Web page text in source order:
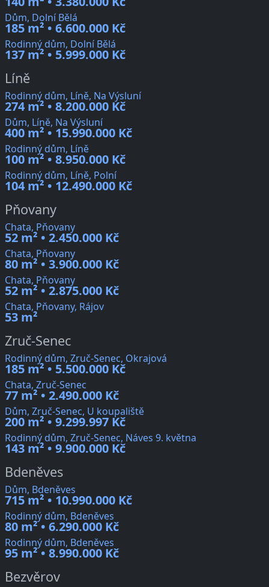
Dům, Dolní Bělá
185 m² • 6.600.000 Kč
Rodinný dům, Dolní Bělá
137 m² • 5.999.000 Kč
Líně
Rodinný dům, Líně, Na Výsluní
274 m² • 8.200.000 Kč
Dům, Líně, Na Výsluní
400 m² • 15.990.000 Kč
Rodinný dům, Líně
100 m² • 8.950.000 Kč
Rodinný dům, Líně, Polní
104 m² • 12.490.000 Kč
Pňovany
Chata, Pňovany
52 m² • 2.450.000 Kč
Chata, Pňovany
80 m² • 3.900.000 Kč
Chata, Pňovany
52 m² • 2.875.000 Kč
Chata, Pňovany, Rájov
53 m²
Zruč-Senec
Rodinný dům, Zruč-Senec, Okrajová
185 m² • 5.500.000 Kč
Chata, Zruč-Senec
77 m² • 2.490.000 Kč
Dům, Zruč-Senec, U koupaliště
200 m² • 9.299.997 Kč
Rodinný dům, Zruč-Senec, Náves 9. května
143 m² • 9.900.000 Kč
Bdeněves
Dům, Bdeněves
715 m² • 10.990.000 Kč
Rodinný dům, Bdeněves
80 m² • 6.290.000 Kč
Rodinný dům, Bdeněves
95 m² • 8.990.000 Kč
Bezvěrov